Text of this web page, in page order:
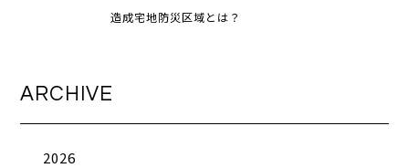
造成宅地防災区域とは？
ARCHIVE
2026